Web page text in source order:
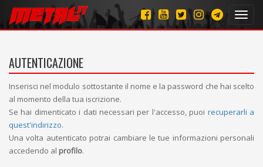
AUTENTICAZIONE
Inserisci nel modulo sottostante il nome e la password che hai scelto
al momento della tua iscrizione.
Se hai dimenticato i dati necessari per l'accesso, puoi recuperarli a
quest'indirizzo.
Una volta autenticato potrai cambiare le tue informazioni personali
accedendo al profilo.